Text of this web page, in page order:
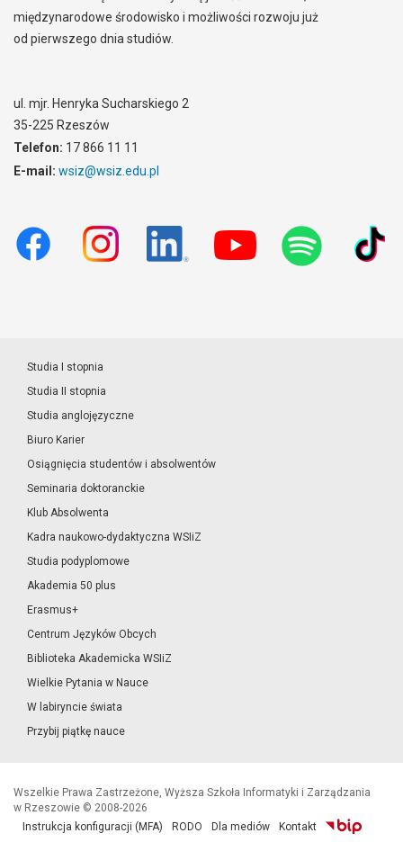
międzynarodowe środowisko i możliwości rozwoju już
od pierwszego dnia studiów.
ul. mjr. Henryka Sucharskiego 2
35-225 Rzeszów
Telefon: 17 866 11 11
E-mail: wsiz@wsiz.edu.pl
Studia I stopnia
Studia II stopnia
Studia anglojęzyczne
Biuro Karier
Osiągnięcia studentów i absolwentów
Seminaria doktoranckie
Klub Absolwenta
Kadra naukowo-dydaktyczna WSIiZ
Studia podyplomowe
Akademia 50 plus
Erasmus+
Centrum Języków Obcych
Biblioteka Akademicka WSIiZ
Wielkie Pytania w Nauce
W labiryncie świata
Przybij piątkę nauce
Wszelkie Prawa Zastrzeżone, Wyższa Szkoła Informatyki i Zarządzania
w Rzeszowie © 2008-2026
Instrukcja konfiguracji (MFA)
RODO Dla mediów Kontakt